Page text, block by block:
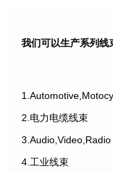
我们可以生产系列线
2.电力电缆线束
4.工业线束